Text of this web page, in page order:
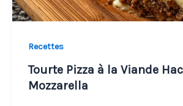
Recettes
Tourte Pizza à la Viande
Mozzarella